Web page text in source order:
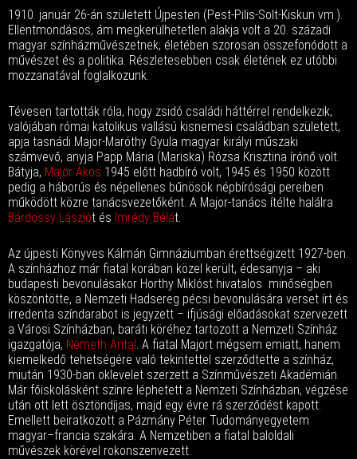
1910. január 26-án született Újpesten (Pest-Pilis-Solt-Kiskun vm.).
Ellentmondásos, ám megkerülhetetlen alakja volt a 20. századi
magyar színházművészetnek; életében szorosan összefonódott a
művészet és a politika. Részletesebben csak életének ez utóbbi
mozzanatával foglalkozunk.
Tévesen tartották róla, hogy zsidó családi háttérrel rendelkezik;
valójában római katolikus vallású kisnemesi családban született,
apja tasnádi Major-Maróthy Gyula magyar királyi műszaki
számvevő, anyja Papp Mária (Mariska) Rózsa Krisztina írónő volt.
Bátyja, Major Ákos 1945 előtt hadbíró volt, 1945 és 1950 között
pedig a háborús és népellenes bűnösök népbírósági pereiben
működött közre tanácsvezetőként. A Major-tanács ítélte halálra
Bárdossy Lászlót és Imrédy Bélát.
Az újpesti Könyves Kálmán Gimnáziumban érettségizett 1927-ben.
A színházhoz már fiatal korában közel került, édesanyja – aki
budapesti bevonulásakor Horthy Miklóst hivatalos minőségben
köszöntötte, a Nemzeti Hadsereg pécsi bevonulására verset írt és
irredenta színdarabot is jegyzett – ifjúsági előadásokat szervezett
a Városi Színházban, baráti köréhez tartozott a Nemzeti Színház
igazgatója, Németh Antal. A fiatal Majort mégsem emiatt, hanem
kiemelkedő tehetségére való tekintettel szerződtette a színház,
miután 1930-ban oklevelet szerzett a Színművészeti Akadémián.
Már főiskolásként színre léphetett a Nemzeti Színházban, végzése
után ott lett ösztöndíjas, majd egy évre rá szerződést kapott.
Emellett beiratkozott a Pázmány Péter Tudományegyetem
magyar–francia szakára. A Nemzetiben a fiatal baloldali
művészek körével rokonszenvezett.